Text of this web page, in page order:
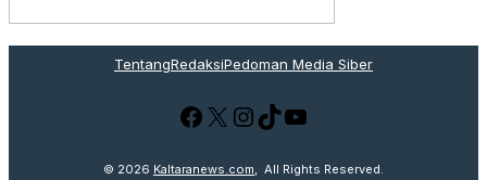
TentangRedaksiPedoman Media Siber
Facebook
X Instagram
TikTok
YouTube
© 2026 Kaltaranews.com , All Rights Reserved.